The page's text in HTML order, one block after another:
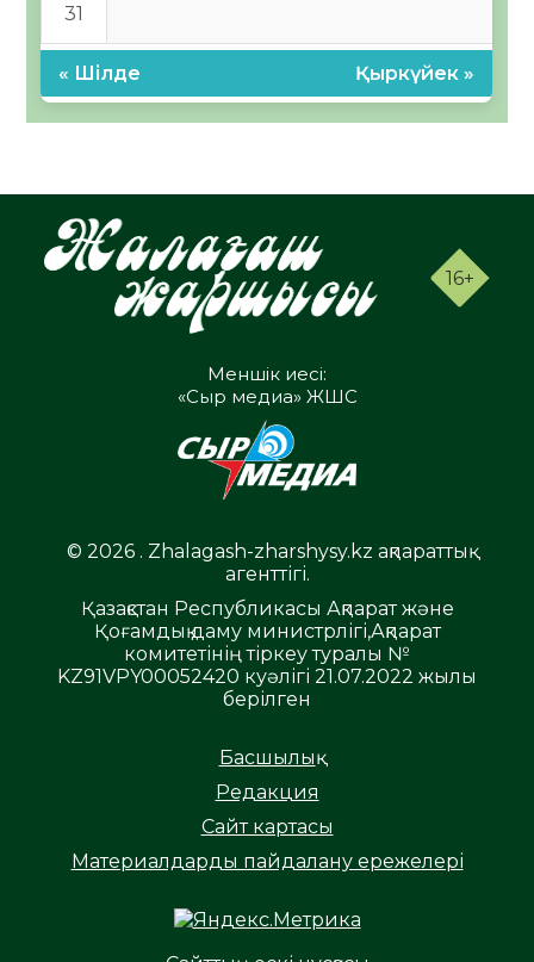
31
« Шілде Қыркүйек »
16+
Меншік иесі:
«Сыр медиа» ЖШС
© 2026 . Zhalagash-zharshysy.kz ақпараттық
агенттігі.
Қазақстан Республикасы Ақпарат және
Қоғамдық даму министрлігі,Ақпарат
комитетінің тіркеу туралы №
KZ91VPY00052420 куәлігі 21.07.2022 жылы
берілген
Басшылық
Редакция
Сайт картасы
Материалдарды пайдалану ережелері